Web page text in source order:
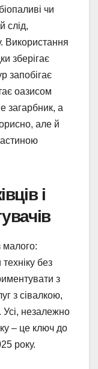
чи
слід,
Використання
зберігає
запобігає
оазисом
загарбник, а
але й
і
малого:
без
з
з сівалкою,
Усі, незалежно
– це ключ до
року.